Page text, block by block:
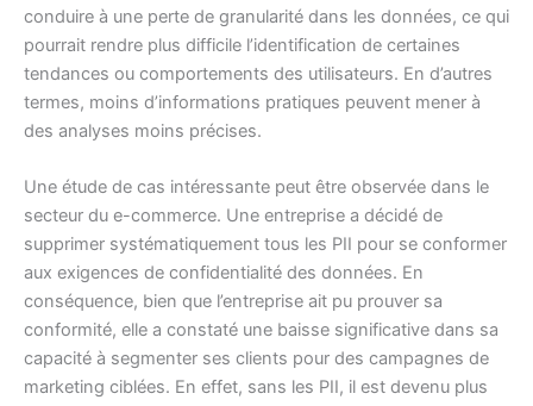
conduire à une perte de granularité dans les données, ce qui
pourrait rendre plus difficile l’identification de certaines
tendances ou comportements des utilisateurs. En d’autres
termes, moins d’informations pratiques peuvent mener à
des analyses moins précises.
Une étude de cas intéressante peut être observée dans le
secteur du e-commerce. Une entreprise a décidé de
supprimer systématiquement tous les PII pour se conformer
aux exigences de confidentialité des données. En
conséquence, bien que l’entreprise ait pu prouver sa
conformité, elle a constaté une baisse significative dans sa
capacité à segmenter ses clients pour des campagnes de
marketing ciblées. En effet, sans les PII, il est devenu plus